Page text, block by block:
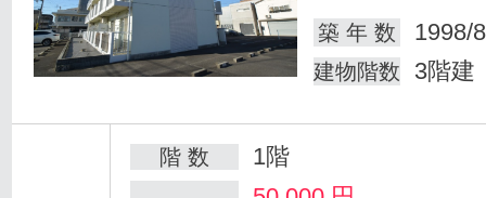
築 年 数
1998/
建物階数 3階建
階 数 1階